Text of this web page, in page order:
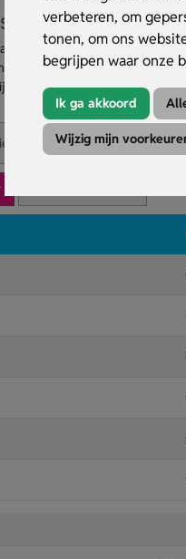
verbeteren, om
tonen, om ons
begrijpen waar onze
Ik ga akkoord
Wijzig mijn
rpet Korovin
gerecycled materiaal.
zichtbaar.